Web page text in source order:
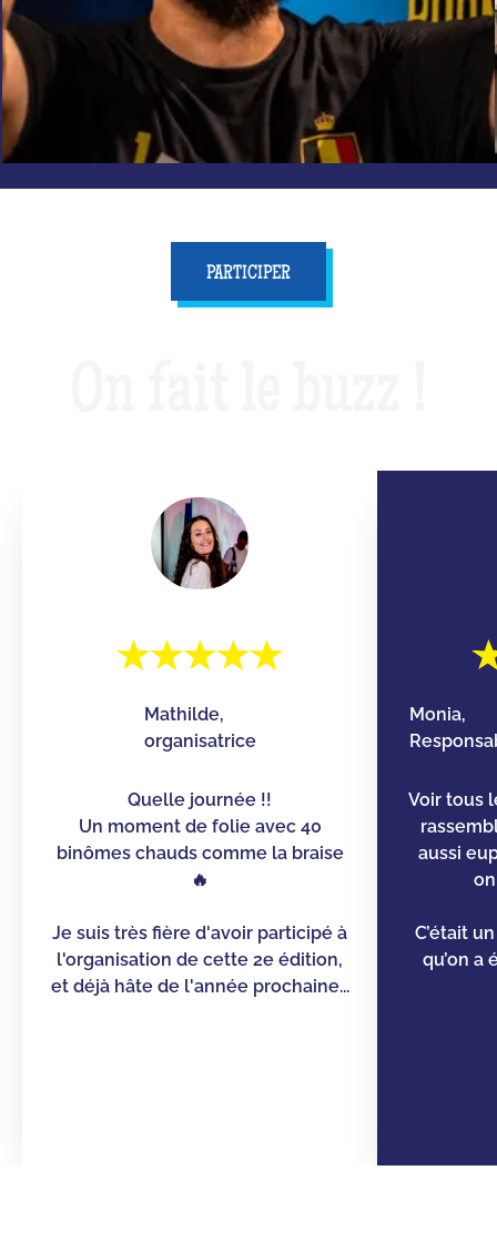
PARTICIPER
Mathilde,
organisatrice
Quelle journée !!
Un moment de folie avec 40
binômes chauds comme la braise
🔥
Je suis très fière d'avoir participé à
l'organisation de cette 2e édition,
et déjà hâte de l'année prochaine...
Monia,
Voir tous
aussi
C’était
qu’on a